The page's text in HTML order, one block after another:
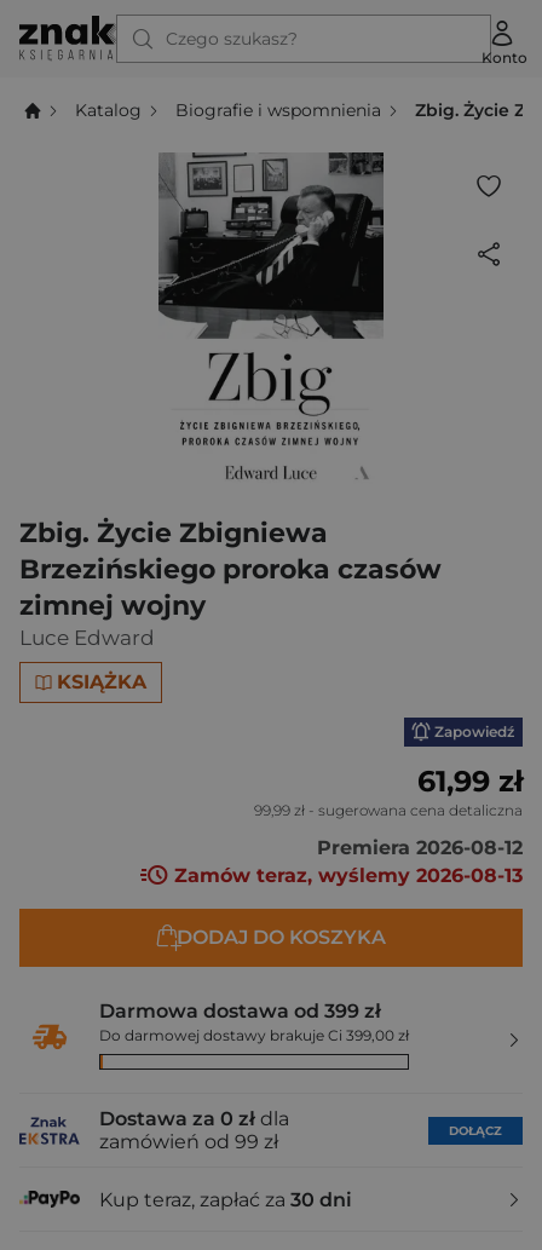
Czego szukasz?
Konto
Katalog Biografie i wspomnienia Zbig. Życie
Zbig. Życie Zbigniewa
Brzezińskiego proroka czasów
zimnej wojny
Luce Edward
KSIĄŻKA
Zapowiedź
61,99 zł
99,99 zł - sugerowana cena detaliczna
Premiera 2026-08-12
Zamów teraz, wyślemy 2026-08-13
DODAJ DO KOSZYKA
Darmowa dostawa od 399 zł
Do darmowej dostawy brakuje Ci 399,00 zł
Dostawa za 0 zł dla
zamówień od 99 zł
DOŁĄCZ
Kup teraz, zapłać za 30 dni